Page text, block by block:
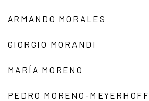
ARMANDO MORALES
GIORGIO MORANDI
MARÍA MORENO
PEDRO MORENO-MEYERHOFF